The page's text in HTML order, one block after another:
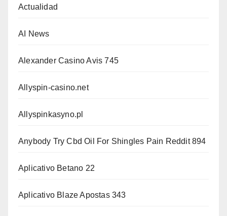
Actualidad
AI News
Alexander Casino Avis 745
Allyspin-casino.net
Allyspinkasyno.pl
Anybody Try Cbd Oil For Shingles Pain Reddit 894
Aplicativo Betano 22
Aplicativo Blaze Apostas 343